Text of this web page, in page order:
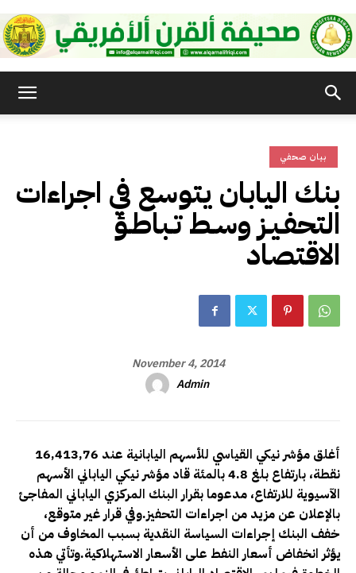
الأفريقي
بيان صحفي
بنك اليابان يتوسع في اجراءات
التحفـيـز وسـط تـباطـؤ
الاقتصاد
November 4, 2014
Admin
أغلق مؤشر نيكي القياسي للأسهم اليابانية عند 16,413,76
نقطة، بارتفاع بلغ 4.8 بالمئة قاد مؤشر نيكي الياباني الأسهم
الآسيوية للارتفاع، مدعوما بقرار البنك المركزي الياباني المفاجئ
بالإعلان عن مزيد من اجراءات التحفيز.وفي قرار غير متوقع،
خفف البنك إجراءات السياسة النقدية بسبب المخاوف من أن
يؤثر انخفاض أسعار النفط على الأسعار الاستهلاكية.وتأتي هذه